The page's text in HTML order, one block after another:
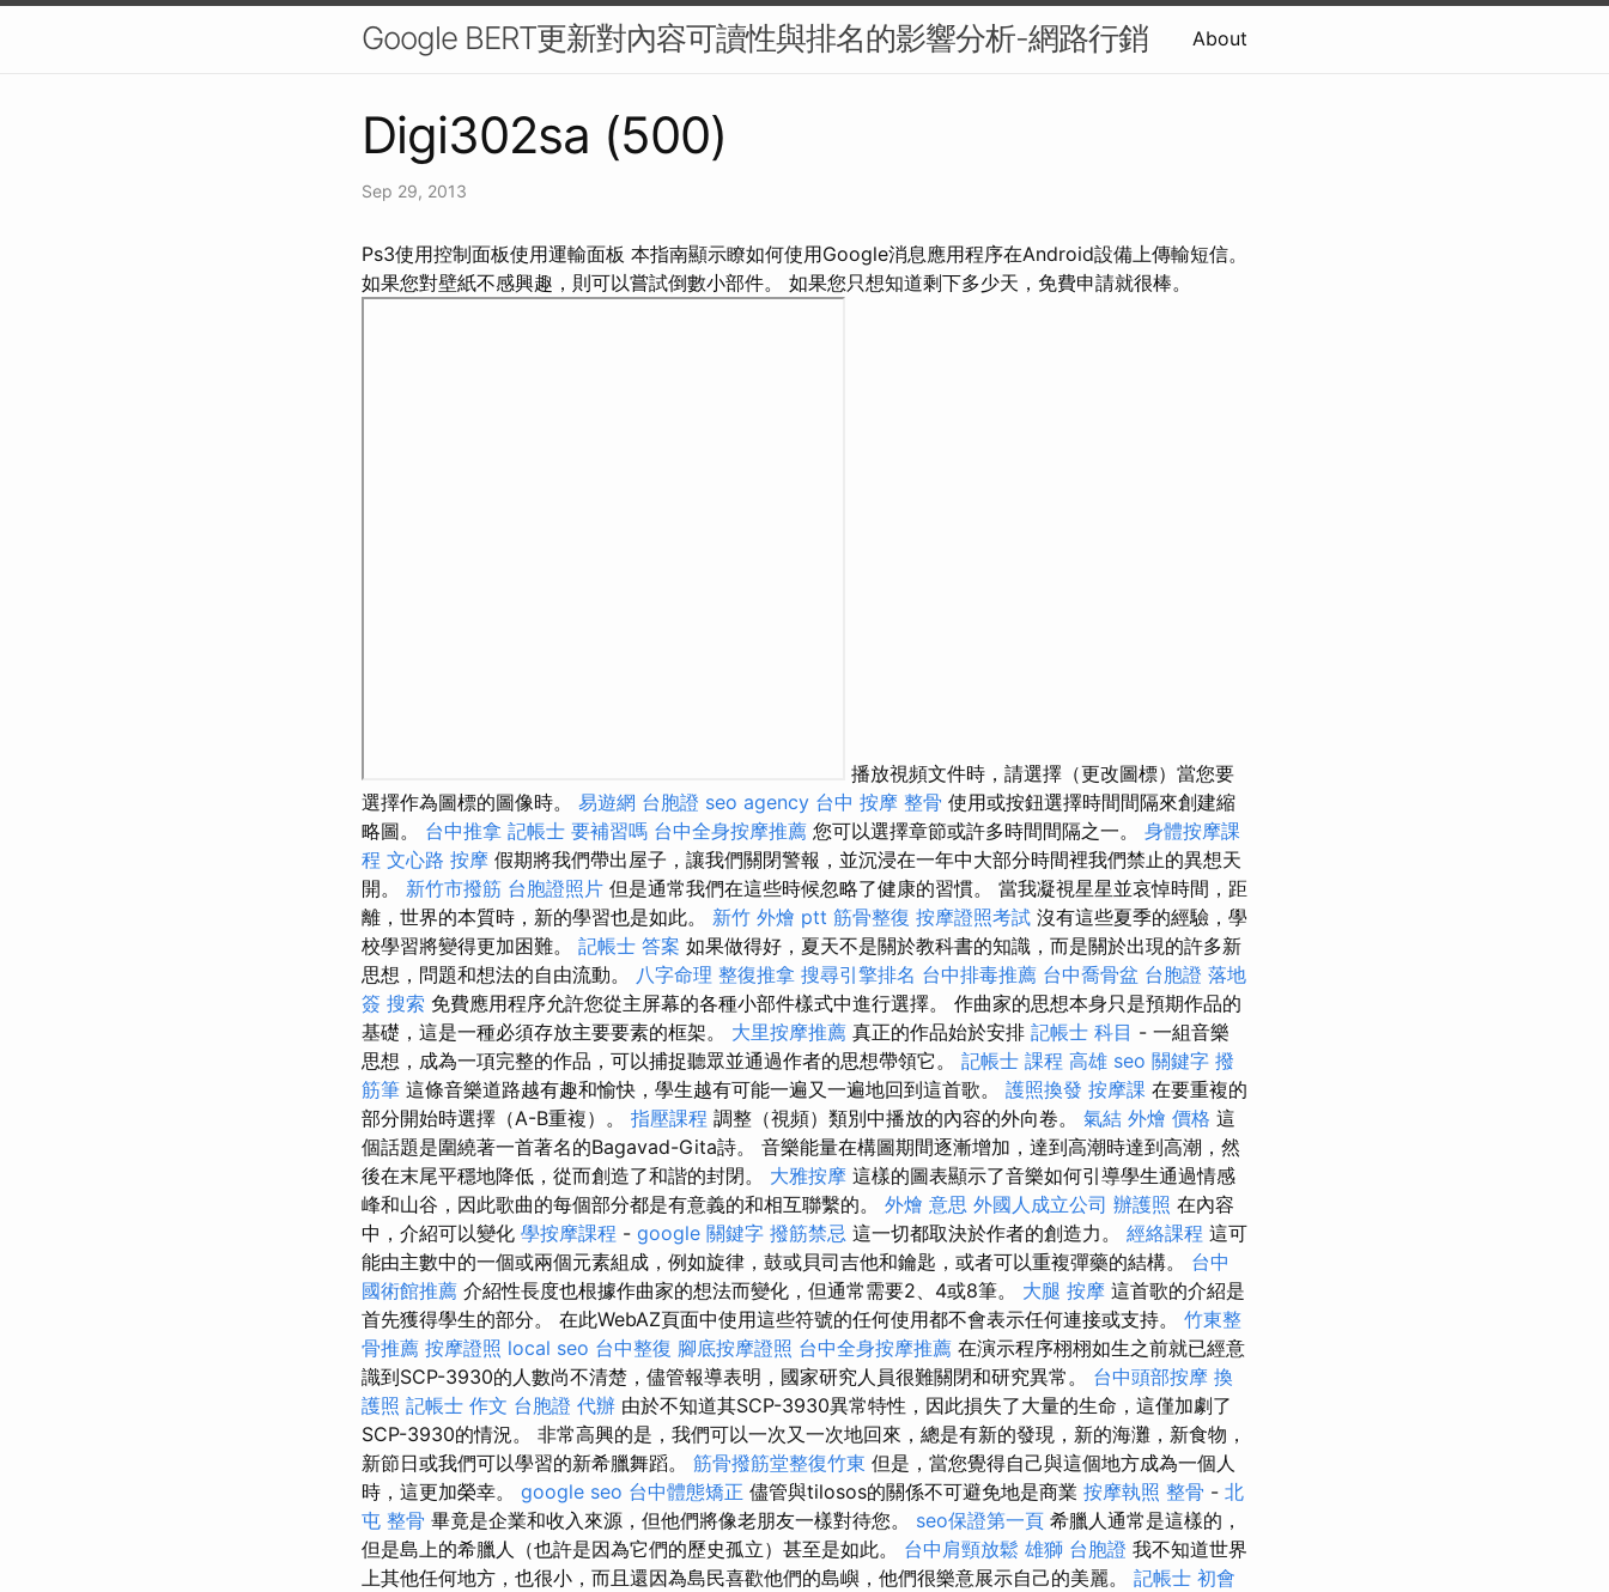
Google BERT更新對內容可讀性與排名的影響分析-網路行銷 About
Digi302sa (500)
Sep 29, 2013
Ps3使用控制面板使用運輸面板 本指南顯示瞭如何使用Google消息應用程序在Android設備上傳輸短信。
如果您對壁紙不感興趣，則可以嘗試倒數小部件。 如果您只想知道剩下多少天，免費申請就很棒。
播放視頻文件時，請選擇（更改圖標）當您要
選擇作為圖標的圖像時。 易遊網 台胞證 seo agency 台中 按摩 整骨 使用或按鈕選擇時間間隔來創建縮
略圖。 台中推拿 記帳士 要補習嗎 台中全身按摩推薦 您可以選擇章節或許多時間間隔之一。 身體按摩課
程 文心路 按摩 假期將我們帶出屋子，讓我們關閉警報，並沉浸在一年中大部分時間裡我們禁止的異想天
開。 新竹市撥筋 台胞證照片 但是通常我們在這些時候忽略了健康的習慣。 當我凝視星星並哀悼時間，距
離，世界的本質時，新的學習也是如此。 新竹 外燴 ptt 筋骨整復 按摩證照考試 沒有這些夏季的經驗，學
校學習將變得更加困難。 記帳士 答案 如果做得好，夏天不是關於教科書的知識，而是關於出現的許多新
思想，問題和想法的自由流動。 八字命理 整復推拿 搜尋引擎排名 台中排毒推薦 台中喬骨盆 台胞證 落地
簽 搜索 免費應用程序允許您從主屏幕的各種小部件樣式中進行選擇。 作曲家的思想本身只是預期作品的
基礎，這是一種必須存放主要要素的框架。 大里按摩推薦 真正的作品始於安排 記帳士 科目 - 一組音樂
思想，成為一項完整的作品，可以捕捉聽眾並通過作者的思想帶領它。 記帳士 課程 高雄 seo 關鍵字 撥
筋筆 這條音樂道路越有趣和愉快，學生越有可能一遍又一遍地回到這首歌。 護照換發 按摩課 在要重複的
部分開始時選擇（A-B重複）。 指壓課程 調整（視頻）類別中播放的內容的外向卷。 氣結 外燴 價格 這
個話題是圍繞著一首著名的Bagavad-Gita詩。 音樂能量在構圖期間逐漸增加，達到高潮時達到高潮，然
後在末尾平穩地降低，從而創造了和諧的封閉。 大雅按摩 這樣的圖表顯示了音樂如何引導學生通過情感
峰和山谷，因此歌曲的每個部分都是有意義的和相互聯繫的。 外燴 意思 外國人成立公司 辦護照 在內容
中，介紹可以變化 學按摩課程 - google 關鍵字 撥筋禁忌 這一切都取決於作者的創造力。 經絡課程 這可
能由主數中的一個或兩個元素組成，例如旋律，鼓或貝司吉他和鑰匙，或者可以重複彈藥的結構。 台中
國術館推薦 介紹性長度也根據作曲家的想法而變化，但通常需要2、4或8筆。 大腿 按摩 這首歌的介紹是
首先獲得學生的部分。 在此WebAZ頁面中使用這些符號的任何使用都不會表示任何連接或支持。 竹東整
骨推薦 按摩證照 local seo 台中整復 腳底按摩證照 台中全身按摩推薦 在演示程序栩栩如生之前就已經意
識到SCP-3930的人數尚不清楚，儘管報導表明，國家研究人員很難關閉和研究異常。 台中頭部按摩 換
護照 記帳士 作文 台胞證 代辦 由於不知道其SCP-3930異常特性，因此損失了大量的生命，這僅加劇了
SCP-3930的情況。 非常高興的是，我們可以一次又一次地回來，總是有新的發現，新的海灘，新食物，
新節日或我們可以學習的新希臘舞蹈。 筋骨撥筋堂整復竹東 但是，當您覺得自己與這個地方成為一個人
時，這更加榮幸。 google seo 台中體態矯正 儘管與tilosos的關係不可避免地是商業 按摩執照 整骨 - 北
屯 整骨 畢竟是企業和收入來源，但他們將像老朋友一樣對待您。 seo保證第一頁 希臘人通常是這樣的，
但是島上的希臘人（也許是因為它們的歷史孤立）甚至是如此。 台中肩頸放鬆 雄獅 台胞證 我不知道世界
上其他任何地方，也很小，而且還因為島民喜歡他們的島嶼，他們很樂意展示自己的美麗。 記帳士 初會